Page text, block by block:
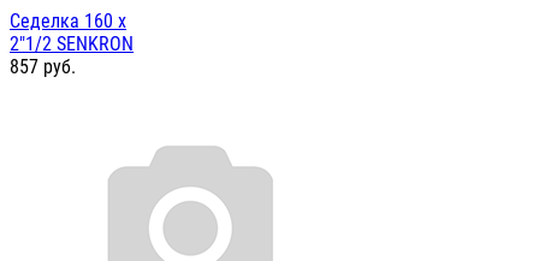
Седелка 160 х
2"1/2 SENKRON
857 руб.